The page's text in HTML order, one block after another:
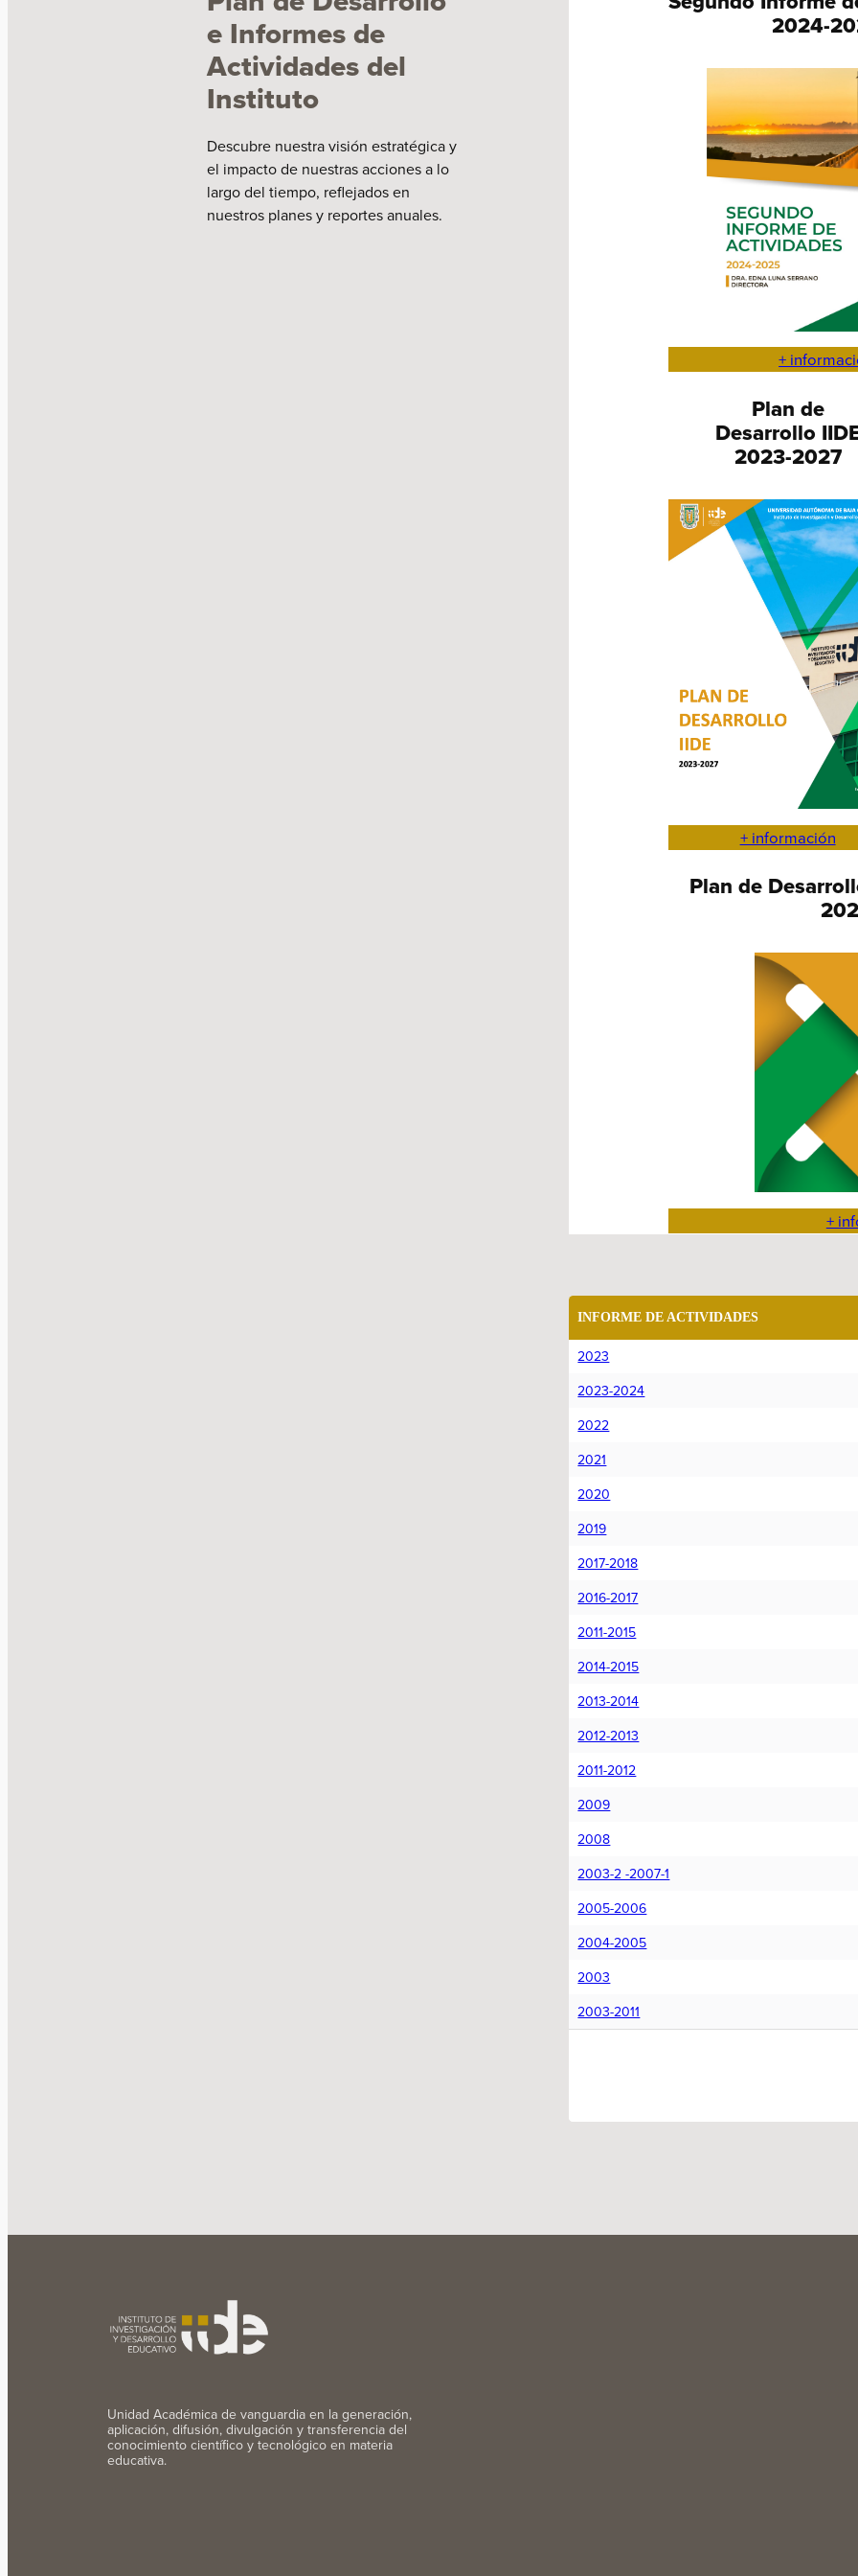
e Informes de
Actividades del
Instituto
Descubre nuestra visión estratégica y
el impacto de nuestras acciones a lo
largo del tiempo, reflejados en
nuestros planes y reportes anuales.
2024-
+
Plan de
Desarrollo
2023-2027
+ información
Plan de
+
INFORME DE ACTIVIDADES
2023
2023-2024
2022
2021
2020
2019
2017-2018
2016-2017
2011-2015
2014-2015
2013-2014
2012-2013
2011-2012
2009
2008
2003-2 -2007-1
2005-2006
2004-2005
2003
2003-2011
Unidad Académica de vanguardia en la generación,
aplicación, difusión, divulgación y transferencia del
conocimiento científico y tecnológico en materia
educativa.